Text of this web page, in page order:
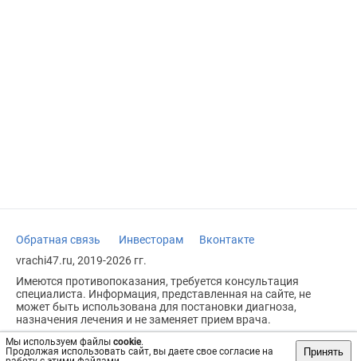
Мы используем файлы cookie.
Продолжая использовать сайт, вы даете свое согласие на
Принять
Обратная связь Инвесторам
Вконтакте
vrachi47.ru, 2019-2026 гг.
Имеются противопоказания, требуется консультация
специалиста. Информация, представленная на сайте, не
может быть использована для постановки диагноза,
назначения лечения и не заменяет прием врача.
Возрастное ограничение: 18+